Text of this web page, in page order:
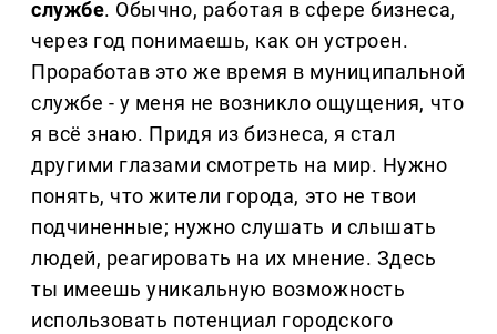
службе. Обычно, работая в сфере бизнеса,
через год понимаешь, как он устроен.
Проработав это же время в муниципальной
службе - у меня не возникло ощущения, что
я всё знаю. Придя из бизнеса, я стал
другими глазами смотреть на мир. Нужно
понять, что жители города, это не твои
подчиненные; нужно слушать и слышать
людей, реагировать на их мнение. Здесь
ты имеешь уникальную возможность
использовать потенциал городского